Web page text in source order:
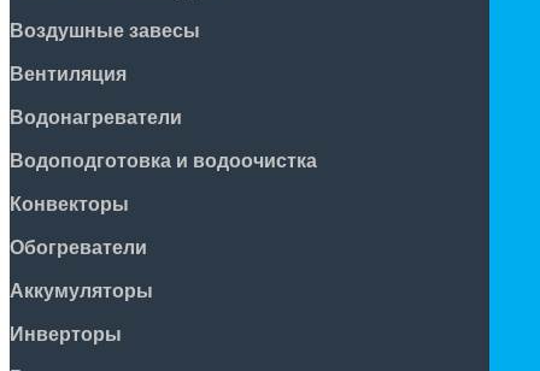
Воздушные завесы
Вентиляция
Водонагреватели
Водоподготовка и водоочистка
Конвекторы
Обогреватели
Аккумуляторы
Инверторы